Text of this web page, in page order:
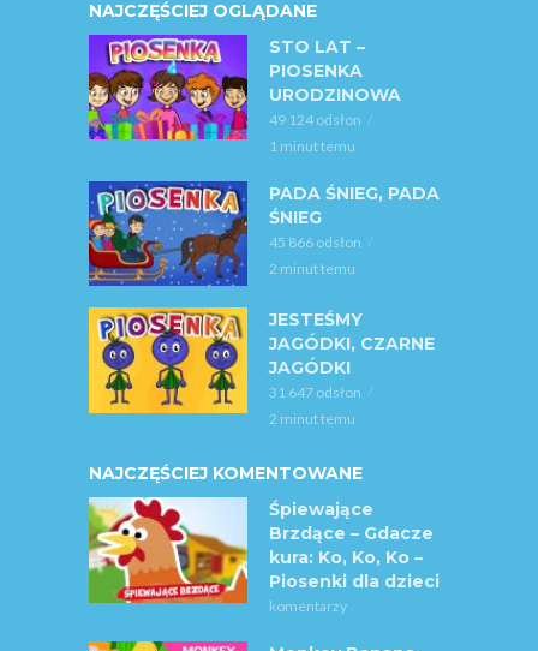
NAJCZĘŚCIEJ OGLĄDANE
STO LAT –
PIOSENKA
URODZINOWA
49 124 odsłon
1 minut temu
PADA ŚNIEG, PADA
ŚNIEG
45 866 odsłon
2 minut temu
JESTEŚMY
JAGÓDKI, CZARNE
JAGÓDKI
31 647 odsłon
2 minut temu
NAJCZĘŚCIEJ KOMENTOWANE
Śpiewające
Brzdące – Gdacze
kura: Ko, Ko, Ko –
Piosenki dla dzieci
komentarzy